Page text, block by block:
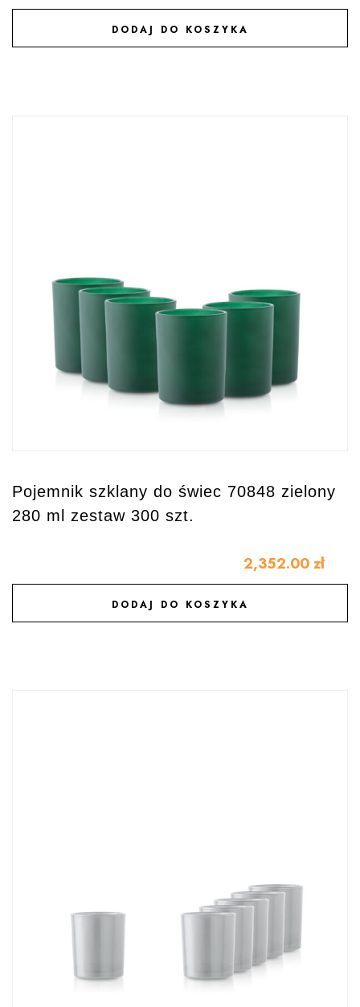
DODAJ DO KOSZYKA
DODAJ DO ULUBIONYCH
Pojemnik szklany do świec 70848 zielony
280 ml zestaw 300 szt.
2,352.00 zł
DODAJ DO KOSZYKA
DODAJ DO ULUBIONYCH